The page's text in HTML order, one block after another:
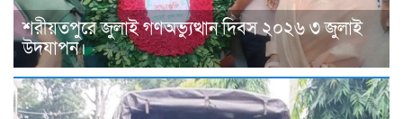
শরীয়তপুরে জুলাই গণঅভ্যুত্থান দিবস ২০২৬ ৩ জুলাই
উদযাপন।